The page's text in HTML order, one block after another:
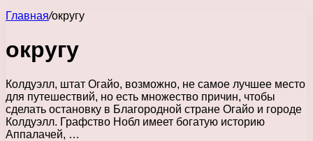
Главная/округу
округу
Колдуэлл, штат Огайо, возможно, не самое лучшее место
для путешествий, но есть множество причин, чтобы
сделать остановку в Благородной стране Огайо и городе
Колдуэлл. Графство Нобл имеет богатую историю
Аппалачей, …